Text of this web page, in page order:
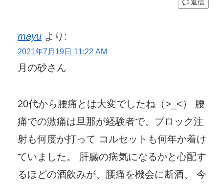
返信
mayu より:
2021年7月19日 11:22 AM
月の砂さん
20代から腰痛とは大変でしたね（>_<） 腰
痛での激痛は旦那が経験者で、ブロック注
射も何度か打って コルセットも何年か着け
ていました。 肝臓の病気になるかと心配す
るほどの酒飲みが、腰痛を機会に断酒、 今